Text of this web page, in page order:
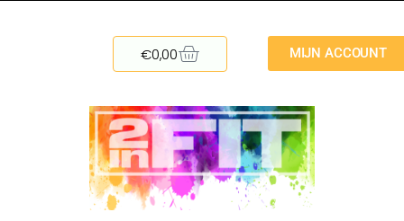
€0,00 MIJN ACCOUNT